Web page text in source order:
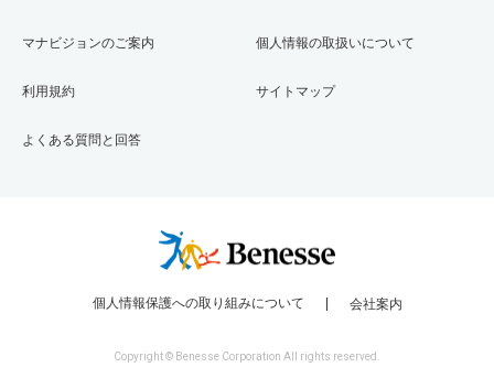
マナビジョンのご案内
利用規約
よくある質問と回答
個人情報の取扱いについて
サイトマップ
個人情報保護への取り組みについて 会社案内
Copyright © Benesse Corporation All rights reserved.